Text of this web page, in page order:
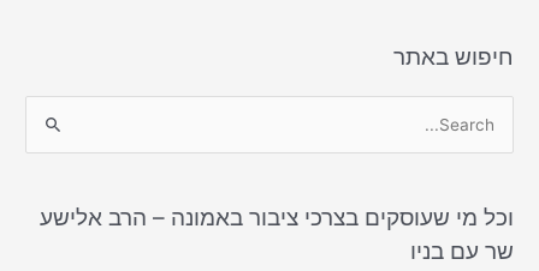
חיפוש באתר
r
c
וכל מי שעוסקים בצרכי ציבור באמונה – הרב אלישע
שר עם בניו